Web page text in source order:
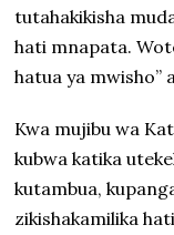
tutahakikisha
hati mnapata.
hatua ya
Kwa mujibu wa
kubwa katika
kutambua,
zikishakamilika